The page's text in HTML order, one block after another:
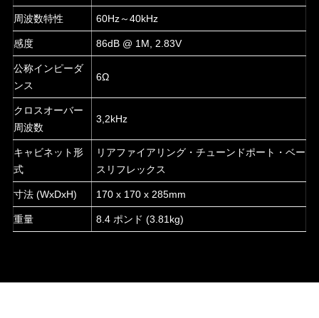
周波数特性 60Hz～40kHz
感度 86dB @ 1M, 2.83V
公称インピーダ
ンス
6Ω
クロスオーバー
周波数
3,2kHz
キャビネット形
式
リアファイアリング・チューンドポート・ベー
スリフレックス
寸法 (WxDxH) 170 x 170 x 285mm
重量 8.4 ポンド (3.81kg)